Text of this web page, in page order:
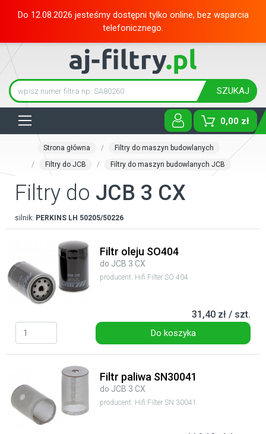
Do 12.08.2026 jesteśmy dostępni tylko online, bez wsparcia
telefonicznego.
SZUKAJ
0,00 zł
Strona główna
Filtry do maszyn budowlanych
Filtry do JCB
Filtry do maszyn budowlanych JCB
Filtry do JCB 3 CX
silnik: PERKINS LH 50205/50226
Filtr oleju SO404
do JCB 3 CX
producent: Hifi Filter SO 404
31,40 zł / szt.
Do koszyka
Filtr paliwa SN30041
do JCB 3 CX
producent: Hifi Filter SN 30041